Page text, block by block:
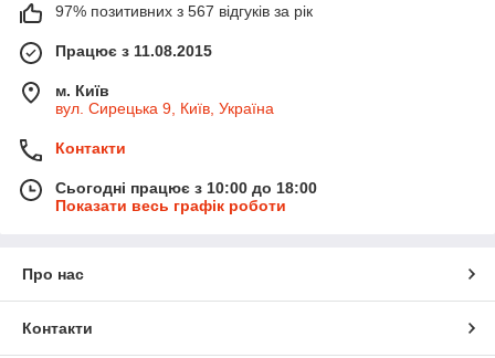
97% позитивних з 567 відгуків за рік
Працює з 11.08.2015
м. Київ
вул. Сирецька 9, Київ, Україна
Контакти
Сьогодні працює з 10:00 до 18:00
Показати весь графік роботи
Про нас
Контакти